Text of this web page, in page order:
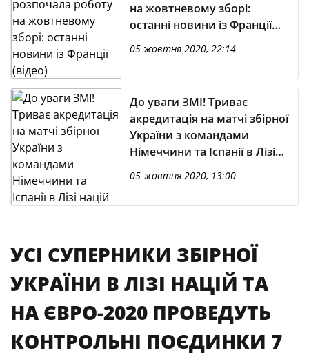
на жовтневому зборі:
останні новини із Франції
05 жовтня 2020, 22:14
До уваги ЗМІ! Триває
акредитація на матчі збірної
України з командами
Німеччини та Іспанії в Лізі
05 жовтня 2020, 13:00
УСІ СУПЕРНИКИ ЗБІРНОЇ
УКРАЇНИ В ЛІЗІ НАЦІЙ ТА
НА ЄВРО-2020 ПРОВЕДУТЬ
КОНТРОЛЬНІ ПОЄДИНКИ 7